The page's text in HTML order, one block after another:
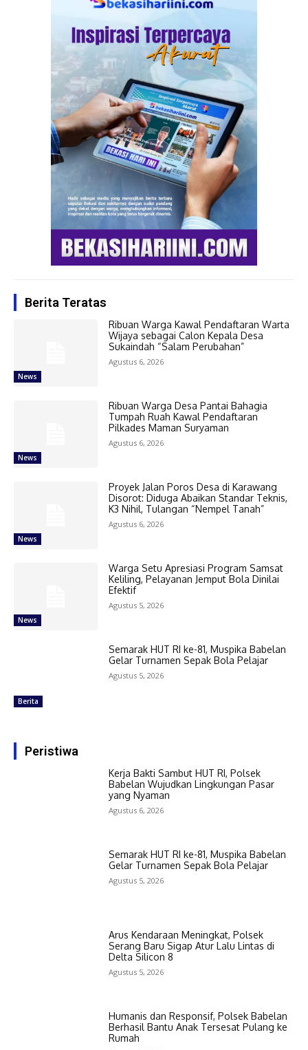
Berita Teratas
News
Ribuan Warga Kawal Pendaftaran Warta
Wijaya sebagai Calon Kepala Desa
Sukaindah “Salam Perubahan”
Agustus 6, 2026
News
Ribuan Warga Desa Pantai Bahagia
Tumpah Ruah Kawal Pendaftaran
Pilkades Maman Suryaman
Agustus 6, 2026
News
Proyek Jalan Poros Desa di Karawang
Disorot: Diduga Abaikan Standar Teknis,
K3 Nihil, Tulangan “Nempel Tanah”
Agustus 6, 2026
News
Warga Setu Apresiasi Program Samsat
Keliling, Pelayanan Jemput Bola Dinilai
Efektif
Agustus 5, 2026
Berita
Semarak HUT RI ke-81, Muspika Babelan
Gelar Turnamen Sepak Bola Pelajar
Agustus 5, 2026
Peristiwa
Kerja Bakti Sambut HUT RI, Polsek
Babelan Wujudkan Lingkungan Pasar
yang Nyaman
Agustus 6, 2026
Semarak HUT RI ke-81, Muspika Babelan
Gelar Turnamen Sepak Bola Pelajar
Agustus 5, 2026
Arus Kendaraan Meningkat, Polsek
Serang Baru Sigap Atur Lalu Lintas di
Delta Silicon 8
Agustus 5, 2026
Humanis dan Responsif, Polsek Babelan
Berhasil Bantu Anak Tersesat Pulang ke
Rumah